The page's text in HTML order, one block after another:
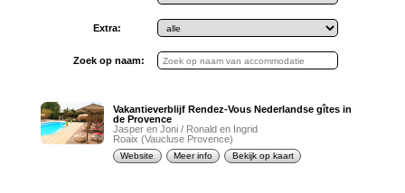
Extra:
Zoek op naam:
Vakantieverblijf Rendez-Vous Nederlandse gîtes in
de Provence
Jasper en Joni / Ronald en Ingrid
Roaix (Vaucluse Provence)
Website Meer info Bekijk op kaart